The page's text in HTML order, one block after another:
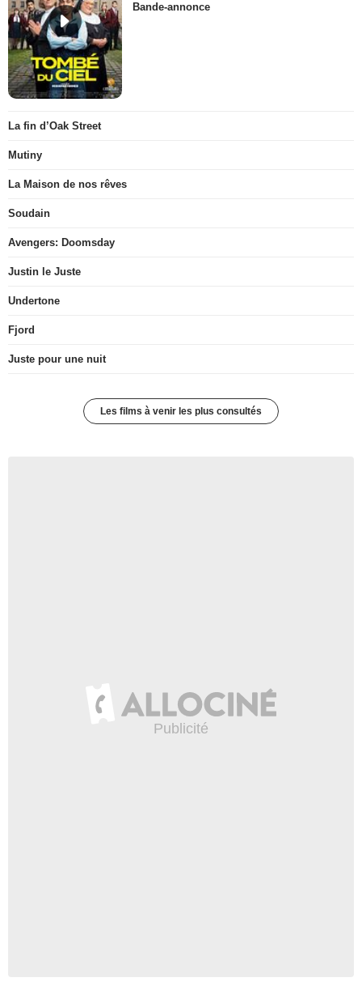
Bande-annonce
La fin d’Oak Street
Mutiny
La Maison de nos rêves
Soudain
Avengers: Doomsday
Justin le Juste
Undertone
Fjord
Juste pour une nuit
Les films à venir les plus consultés